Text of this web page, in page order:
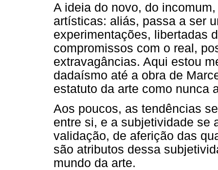
A ideia do novo, do
artísticas: aliás, passa a ser
experimentações, libertadas
compromissos com o real,
extravagâncias. Aqui estou
dadaísmo até a obra de
estatuto da arte como nunca
Aos poucos, as tendências
entre si, e a subjetividade se
validação, de aferição das
são atributos dessa
mundo da arte.